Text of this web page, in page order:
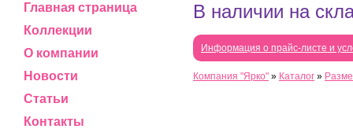
Главная страница
Коллекции
О компании
Новости
Статьи
Контакты
В наличии на
Информация о прайс-листе и
Компания "Ярко" » Каталог »